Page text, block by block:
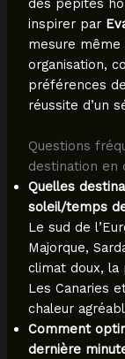
des pépites
inspirer par
mesure
organisation,
préférences
réussite d’un
Questions
destination en
Quelles
soleil/temps
Le sud de
Majorque,
climat doux,
Les Canaries
chaleur
Comment
dernière